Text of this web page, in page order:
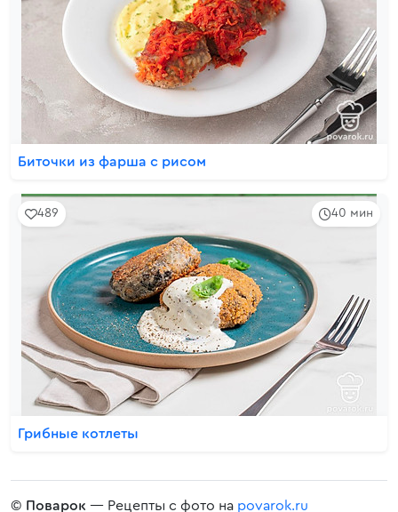
Биточки из фарша с рисом
40 мин
489
Грибные котлеты
© Поварок — Рецепты с фото на povarok.ru